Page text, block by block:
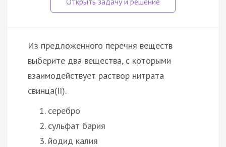
Из предложенного перечня веществ
выберите два вещества, с которыми
взаимодействует раствор нитрата
свинца(II).
серебро
сульфат бария
йодид калия